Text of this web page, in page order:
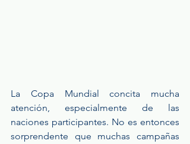
La Copa Mundial concita mucha
atención, especialmente de las
naciones participantes. No es entonces
sorprendente que muchas campañas